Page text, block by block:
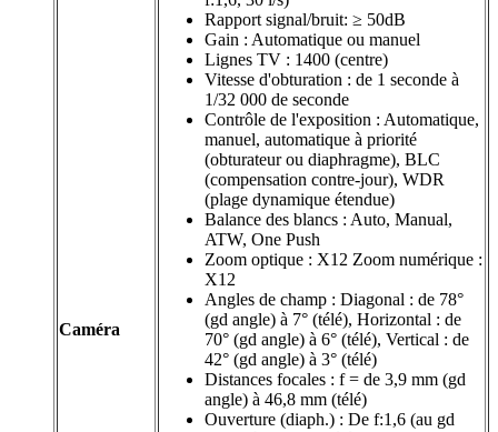
Caméra
Rapport signal/bruit: ≥ 50dB
Gain : Automatique ou manuel
Lignes TV : 1400 (centre)
Vitesse d'obturation : de 1 seconde à
1/32 000 de seconde
Contrôle de l'exposition : Automatique,
manuel, automatique à priorité
(obturateur ou diaphragme), BLC
(compensation contre-jour), WDR
(plage dynamique étendue)
Balance des blancs : Auto, Manual,
ATW, One Push
Zoom optique : X12 Zoom numérique :
X12
Angles de champ : Diagonal : de 78°
(gd angle) à 7° (télé), Horizontal : de
70° (gd angle) à 6° (télé), Vertical : de
42° (gd angle) à 3° (télé)
Distances focales : f = de 3,9 mm (gd
angle) à 46,8 mm (télé)
Ouverture (diaph.) : De f:1,6 (au gd